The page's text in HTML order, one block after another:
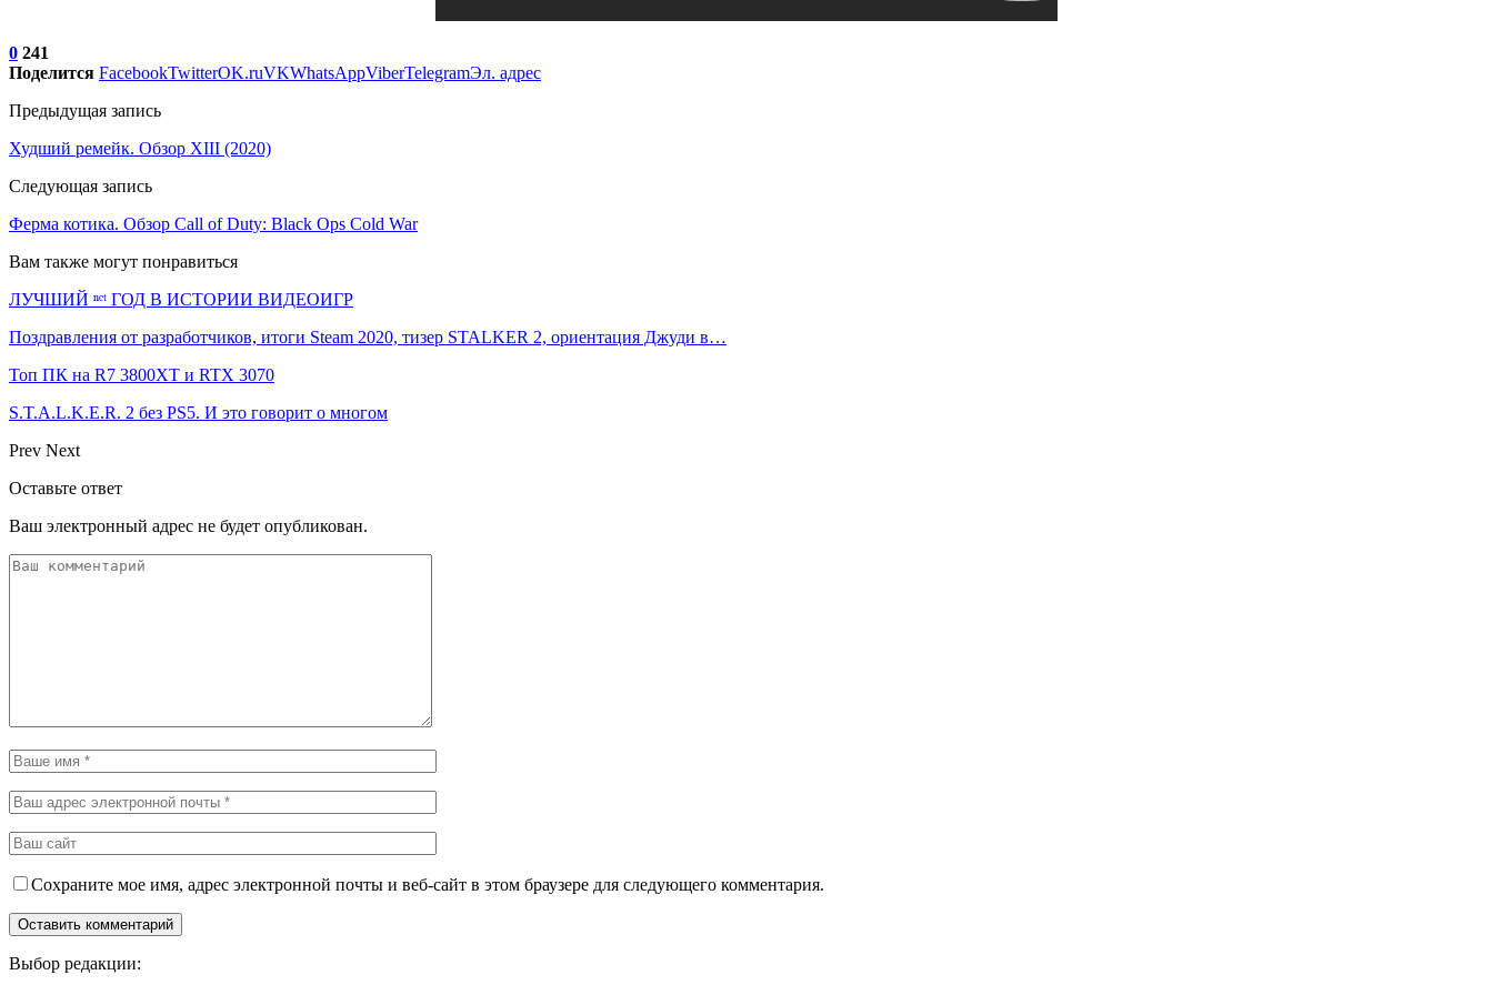
0 241
Поделится FacebookTwitterOK.ruVKWhatsAppViberTelegramЭл. адрес
Предыдущая запись
Худший ремейк. Обзор XIII (2020)
Следующая запись
Ферма котика. Обзор Call of Duty: Black Ops Cold War
Вам также могут понравиться
ЛУЧШИЙ ⁿᵉᵗ ГОД В ИСТОРИИ ВИДЕОИГР
Поздравления от разработчиков, итоги Steam 2020, тизер STALKER 2, ориентация Джуди в…
Топ ПК на R7 3800XT и RTX 3070
S.T.A.L.K.E.R. 2 без PS5. И это говорит о многом
Prev Next
Оставьте ответ
Ваш электронный адрес не будет опубликован.
Сохраните мое имя, адрес электронной почты и веб-сайт в этом браузере для следующего комментария.
Выбор редакции: